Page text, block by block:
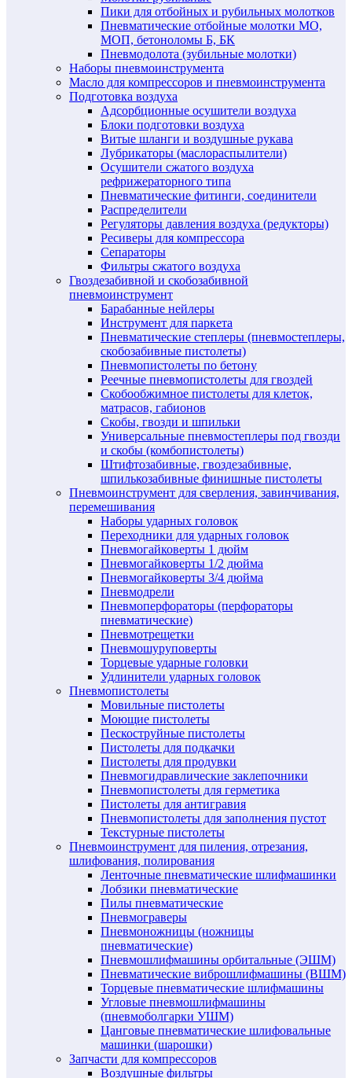
Пики для отбойных и рубильных молотков
Пневматические отбойные молотки МО,
МОП, бетоноломы Б, БК
Пневмодолота (зубильные молотки)
Наборы пневмоинструмента
Масло для компрессоров и пневмоинструмента
Подготовка воздуха
Адсорбционные осушители воздуха
Блоки подготовки воздуха
Витые шланги и воздушные рукава
Лубрикаторы (маслораспылители)
Осушители сжатого воздуха
рефрижераторного типа
Пневматические фитинги, соединители
Распределители
Регуляторы давления воздуха (редукторы)
Ресиверы для компрессора
Сепараторы
Фильтры сжатого воздуха
Гвоздезабивной и скобозабивной
пневмоинструмент
Барабанные нейлеры
Инструмент для паркета
Пневматические степлеры (пневмостеплеры,
скобозабивные пистолеты)
Пневмопистолеты по бетону
Реечные пневмопистолеты для гвоздей
Скобообжимное пистолеты для клеток,
матрасов, габионов
Скобы, гвозди и шпильки
Универсальные пневмостеплеры под гвозди
и скобы (комбопистолеты)
Штифтозабивные, гвоздезабивные,
шпилькозабивные финишные пистолеты
Пневмоинструмент для сверления, завинчивания,
перемешивания
Наборы ударных головок
Переходники для ударных головок
Пневмогайковерты 1 дюйм
Пневмогайковерты 1/2 дюйма
Пневмогайковерты 3/4 дюйма
Пневмодрели
Пневмоперфораторы (перфораторы
пневматические)
Пневмотрещетки
Пневмошуруповерты
Торцевые ударные головки
Удлинители ударных головок
Пневмопистолеты
Мовильные пистолеты
Моющие пистолеты
Пескоструйные пистолеты
Пистолеты для подкачки
Пистолеты для продувки
Пневмогидравлические заклепочники
Пневмопистолеты для герметика
Пистолеты для антигравия
Пневмопистолеты для заполнения пустот
Текстурные пистолеты
Пневмоинструмент для пиления, отрезания,
шлифования, полирования
Ленточные пневматические шлифмашинки
Лобзики пневматические
Пилы пневматические
Пневмограверы
Пневмоножницы (ножницы
пневматические)
Пневмошлифмашины орбитальные (ЭШМ)
Пневматические виброшлифмашины (ВШМ)
Торцевые пневматические шлифмашины
Угловые пневмошлифмашины
(пневмоболгарки УШМ)
Цанговые пневматические шлифовальные
машинки (шарошки)
Запчасти для компрессоров
Воздушные фильтры